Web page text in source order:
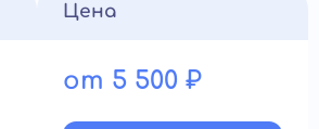
Цена
от 5 500 ₽